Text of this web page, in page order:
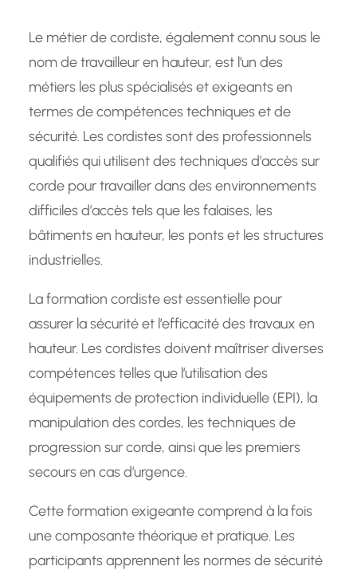
Le métier de cordiste, également connu sous le
nom de travailleur en hauteur, est l’un des
métiers les plus spécialisés et exigeants en
termes de compétences techniques et de
sécurité. Les cordistes sont des professionnels
qualifiés qui utilisent des techniques d’accès sur
corde pour travailler dans des environnements
difficiles d’accès tels que les falaises, les
bâtiments en hauteur, les ponts et les structures
industrielles.
La formation cordiste est essentielle pour
assurer la sécurité et l’efficacité des travaux en
hauteur. Les cordistes doivent maîtriser diverses
compétences telles que l’utilisation des
équipements de protection individuelle (EPI), la
manipulation des cordes, les techniques de
progression sur corde, ainsi que les premiers
secours en cas d’urgence.
Cette formation exigeante comprend à la fois
une composante théorique et pratique. Les
participants apprennent les normes de sécurité